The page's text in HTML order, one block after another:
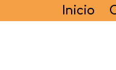
Inicio